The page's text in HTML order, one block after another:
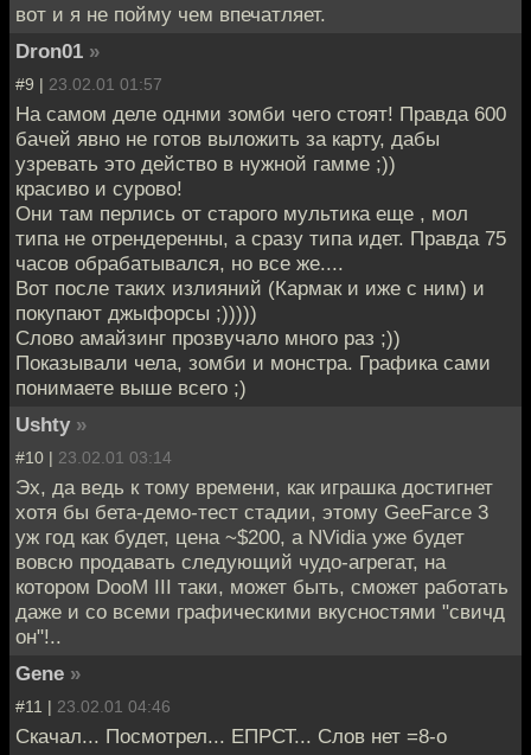
вот и я не пойму чем впечатляет.
Dron01 »
#9 | 23.02.01 01:57
На самом деле однми зомби чего стоят! Правда 600
бачей явно не готов выложить за карту, дабы
узревать это действо в нужной гамме ;))
красиво и сурово!
Они там перлись от старого мультика еще , мол
типа не отрендеренны, а сразу типа идет. Правда 75
часов обрабатывался, но все же....
Вот после таких излияний (Кармак и иже с ним) и
покупают джыфорсы ;)))))
Слово амайзинг прозвучало много раз ;))
Показывали чела, зомби и монстра. Графика сами
понимаете выше всего ;)
Ushty »
#10 | 23.02.01 03:14
Эх, да ведь к тому времени, как играшка достигнет
хотя бы бета-демо-тест стадии, этому GeeFarce 3
уж год как будет, цена ~$200, а NVidia уже будет
вовсю продавать следующий чудо-агрегат, на
котором DooM III таки, может быть, сможет работать
даже и со всеми графическими вкусностями "свичд
он"!..
Gene »
#11 | 23.02.01 04:46
Скачал... Посмотрел... ЕПРСТ... Слов нет =8-o